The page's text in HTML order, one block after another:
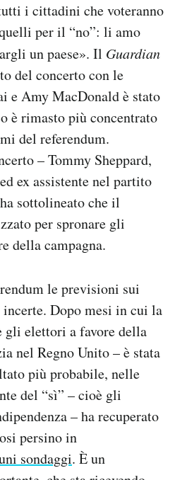
i cittadini che voteranno
per il “no”: li amo
un paese». Il Guardian
del concerto con le
e Amy MacDonald è stato
è rimasto più concentrato
del referendum.
– Tommy Sheppard,
ex assistente nel partito
sottolineato che il
per spronare gli
della campagna.
le previsioni sui
Dopo mesi in cui la
gli elettori a favore della
nel Regno Unito – è stata
più probabile, nelle
del “sì” – cioè gli
– ha recuperato
persino in
sondaggi. È un